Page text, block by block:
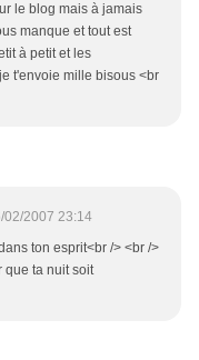
le blog mais à jamais
manque et tout est
à petit et les
t'envoie mille bisous <br
02/2007 23:14
ton esprit<br /> <br />
que ta nuit soit